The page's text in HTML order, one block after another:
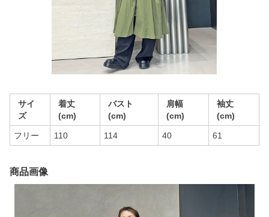
サイ
ズ
着丈
(cm)
バスト
(cm)
肩幅
(cm)
袖丈
(cm)
フリー 110 114 40 61
商品画像